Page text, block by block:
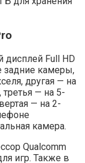
Full HD
задние камеры,
другая — на
— на 5-
— на 2-
камера.
Qualcomm
игр. Также в